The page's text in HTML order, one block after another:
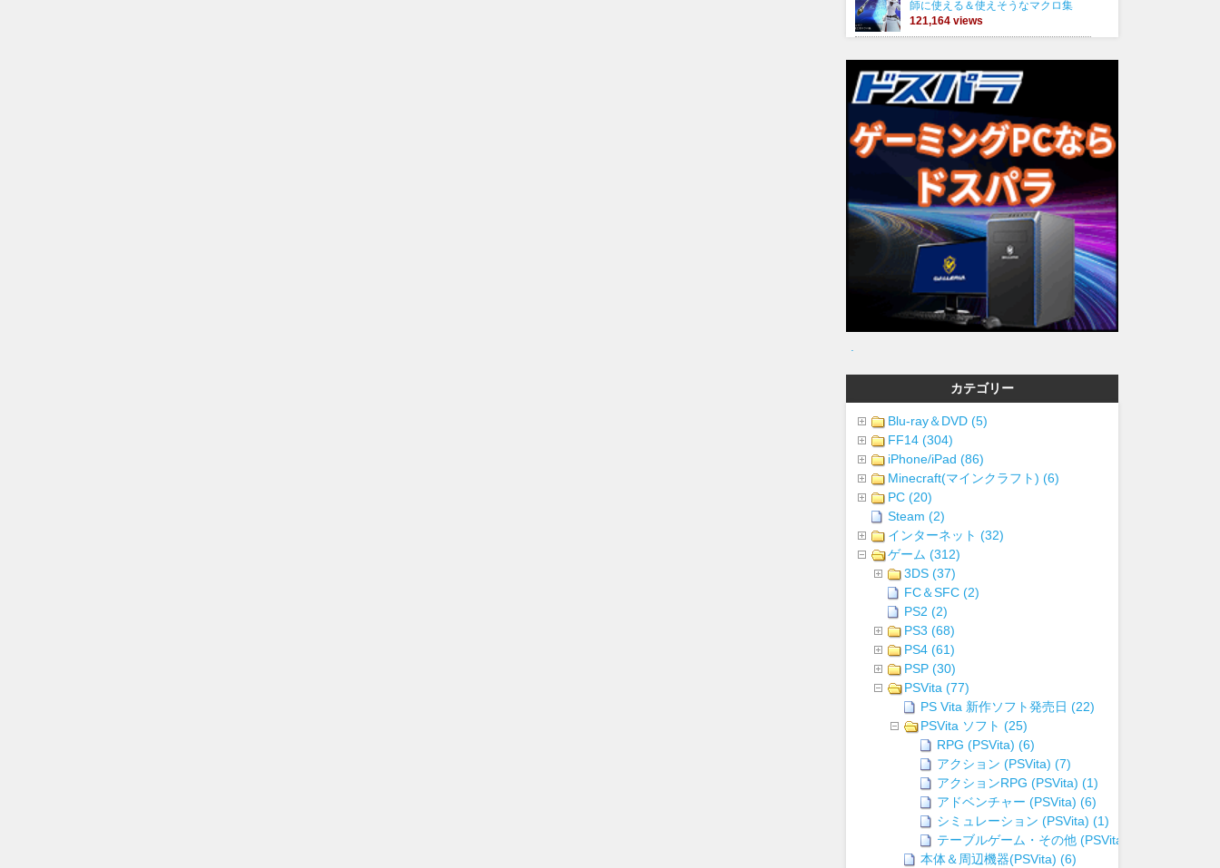
師に使える＆使えそうなマクロ集
121,164 views
カテゴリー
Blu-ray＆DVD (5)
FF14 (304)
iPhone/iPad (86)
Minecraft(マインクラフト) (6)
PC (20)
Steam (2)
インターネット (32)
ゲーム (312)
3DS (37)
FC＆SFC (2)
PS2 (2)
PS3 (68)
PS4 (61)
PSP (30)
PSVita (77)
PS Vita 新作ソフト発売日 (22)
PSVita ソフト (25)
RPG (PSVita) (6)
アクション (PSVita) (7)
アクションRPG (PSVita) (1)
アドベンチャー (PSVita) (6)
シミュレーション (PSVita) (1)
テーブルゲーム・その他 (PSVita) (2)
本体＆周辺機器(PSVita) (6)